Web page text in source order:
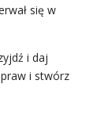
się w
i daj
i stwórz